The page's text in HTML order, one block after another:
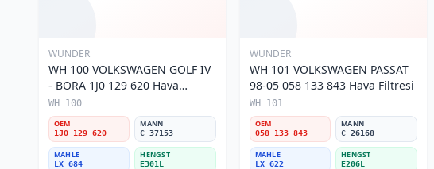
WUNDER
WH 100 VOLKSWAGEN GOLF IV
- BORA 1J0 129 620 Hava
Filtresi
WH 100
OEM
1J0 129 620
MANN
C 37153
MAHLE
LX 684
HENGST
E301L
WUNDER
WH 101 VOLKSWAGEN PASSAT
98-05 058 133 843 Hava Filtresi
WH 101
OEM
058 133 843
MANN
C 26168
MAHLE
LX 622
HENGST
E206L